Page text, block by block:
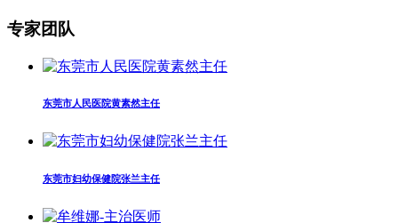
专家团队
东莞市人民医院黄素然主任
东莞市妇幼保健院张兰主任